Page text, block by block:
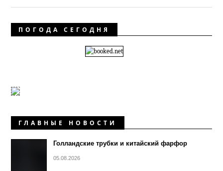
ПОГОДА СЕГОДНЯ
ГЛАВНЫЕ НОВОСТИ
Голландские трубки и китайский фарфор
05.08.2026